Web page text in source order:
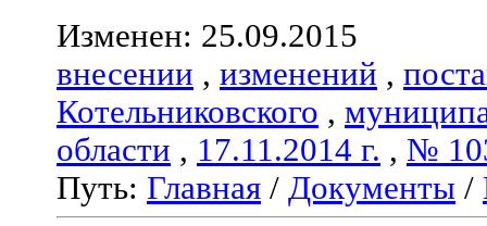
Изменен: 25.09.2015
внесении , изменений ,
Котельниковского ,
области , 17.11.2014 г. , №
Путь: Главная / Документы /